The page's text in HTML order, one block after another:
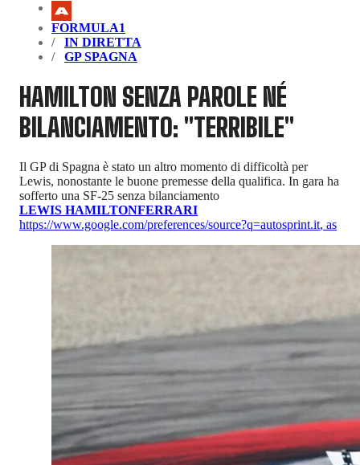
FORMULA1
IN DIRETTA
GP SPAGNA
HAMILTON SENZA PAROLE NÉ
BILANCIAMENTO: "TERRIBILE"
Il GP di Spagna è stato un altro momento di difficoltà per
Lewis, nonostante le buone premesse della qualifica. In gara ha
sofferto una SF-25 senza bilanciamento
LEWIS HAMILTONFERRARI
https://www.google.com/preferences/source?q=autosprint.it, as